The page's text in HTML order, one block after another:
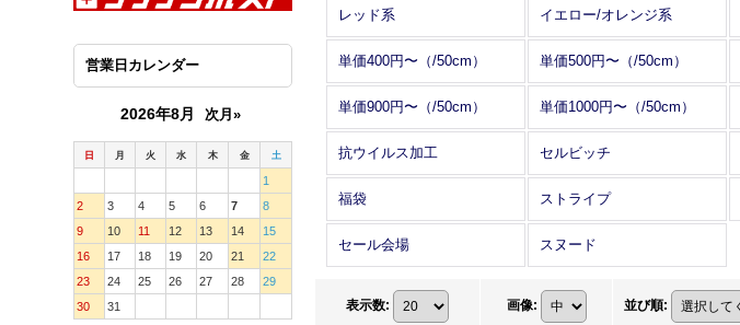
営業日カレンダー
2026年8月 次月»
日 月 火 水 木 金 土
1
2
3 4 5 6 7
8
9
10 11 12 13 14
15
16
17 18 19 20 21
22
23
24 25 26 27 28
29
30
31
レッド系 イエロー/オレンジ系
単価400円〜（/50cm） 単価500円〜（/50cm）
単価900円〜（/50cm） 単価1000円〜（/50cm）
抗ウイルス加工 セルビッチ
福袋 ストライプ
セール会場 スヌード
表示数: 画像: 並び順: